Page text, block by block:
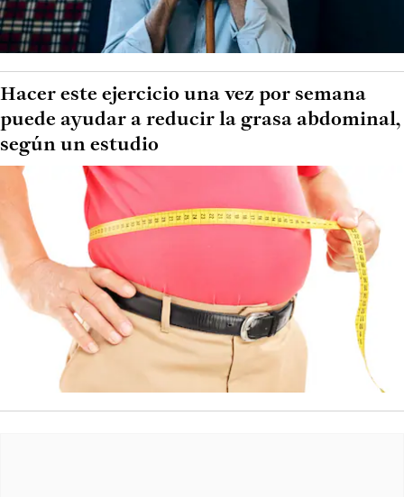
Hacer este ejercicio una vez por semana
puede ayudar a reducir la grasa abdominal,
según un estudio